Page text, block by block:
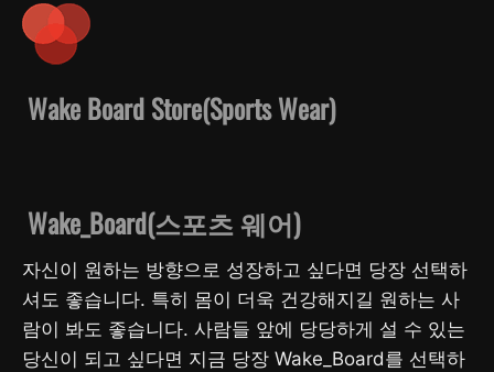
Wake Board Store(Sports Wear)
Wake_Board(스포츠 웨어)
자신이 원하는 방향으로 성장하고 싶다면 당장 선택하
셔도 좋습니다. 특히 몸이 더욱 건강해지길 원하는 사
람이 봐도 좋습니다. 사람들 앞에 당당하게 설 수 있는
당신이 되고 싶다면 지금 당장 Wake_Board를 선택하